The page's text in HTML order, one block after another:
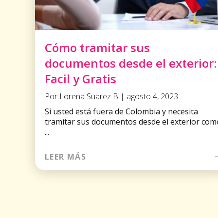
Cómo tramitar sus
documentos desde el exterior:
Facil y Gratis
Por Lorena Suarez B | agosto 4, 2023
Si usted está fuera de Colombia y necesita
tramitar sus documentos desde el exterior
...
LEER MÁS